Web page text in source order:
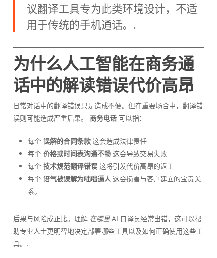
议翻译工具专为此类环境设计，不适
用于传统的手机通话。.
为什么人工智能在商务通
话中的解读错误代价高昂
日常对话中的翻译错误只是造成不便。但在重要场合中，翻译错
误则可能造成严重后果。 商务电话可以指：
每个 误解的合同条款这会造成法律责任
每个 价格或时间表沟通不畅这会导致交易失败
每个 技术规范翻译错误这将引发代价高昂的返工
每个 语气被误解为咄咄逼人这会损害与客户建立的宝贵关
系。
后果与风险成正比。理解 在哪里AI 口译员经常出错，这可以帮
助专业人士更明智地决定部署哪些工具以及如何正确使用这些工
具。.